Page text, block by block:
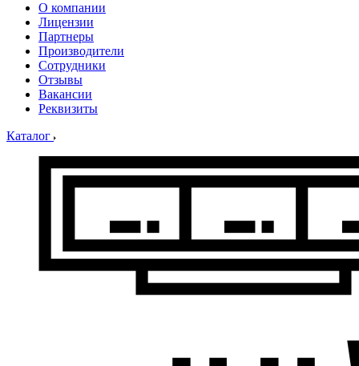
О компании
Лицензии
Партнеры
Производители
Сотрудники
Отзывы
Вакансии
Реквизиты
Каталог